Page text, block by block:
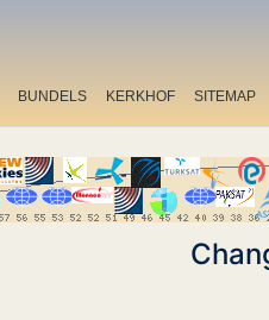
BUNDELS KERKHOF SITEMAP